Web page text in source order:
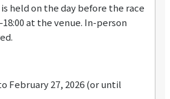
held on the day before the race
at the venue. In-person
February 27, 2026 (or until